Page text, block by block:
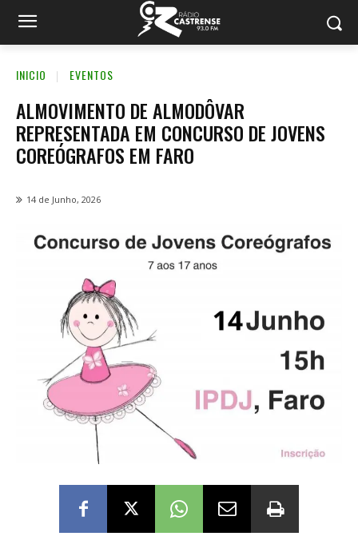
INICIO EVENTOS
ALMOVIMENTO DE ALMODÔVAR
REPRESENTADA EM CONCURSO DE JOVENS
COREÓGRAFOS EM FARO
14 de Junho, 2026